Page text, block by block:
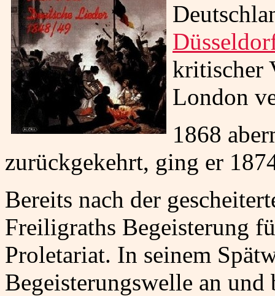
kritischer
London
1868
zurückgekehrt, ging er
Bereits nach der
Freiligraths Begeisterung
Proletariat. In seinem
Begeisterungswelle an